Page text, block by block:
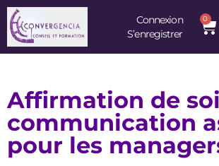
Connexion
S’enregistrer
0
Affirmation de
communication
pour les